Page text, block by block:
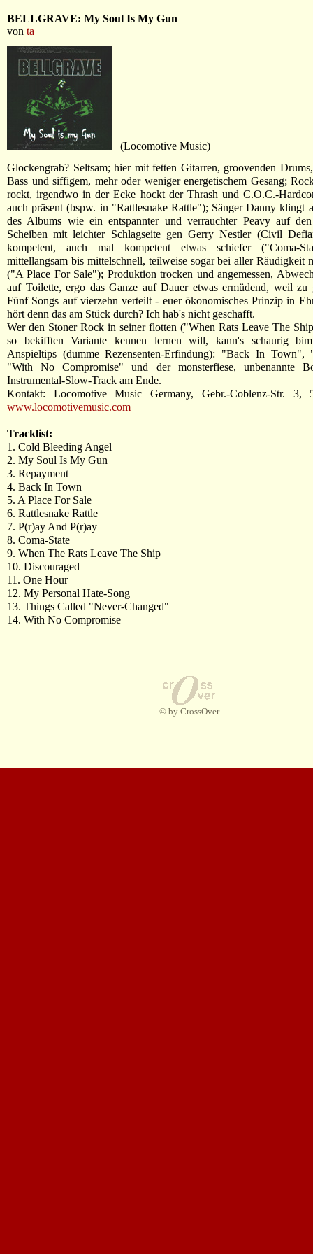
BELLGRAVE: My Soul Is My Gun
von ta
(Locomotive Music)
Glockengrab? Seltsam; hier mit fetten Gitarren, groovenden
Bass und siffigem, mehr oder weniger energetischem Gesang;
rockt, irgendwo in der Ecke hockt der Thrash und C.O.C.-
auch präsent (bspw. in "Rattlesnake Rattle"); Sänger Danny klingt
des Albums wie ein entspannter und verrauchter Peavy auf
Scheiben mit leichter Schlagseite gen Gerry Nestler (Civil
kompetent, auch mal kompetent etwas schiefer ("Coma-
mittellangsam bis mittelschnell, teilweise sogar bei aller Räudigkeit
("A Place For Sale"); Produktion trocken und angemessen,
auf Toilette, ergo das Ganze auf Dauer etwas ermüdend, weil zu
Fünf Songs auf vierzehn verteilt - euer ökonomisches Prinzip in
hört denn das am Stück durch? Ich hab's nicht geschafft.
Wer den Stoner Rock in seiner flotten ("When Rats Leave The
so bekifften Variante kennen lernen will, kann's schaurig
Anspieltips (dumme Rezensenten-Erfindung): "Back In Town",
"With No Compromise" und der monsterfiese, unbenannte
Instrumental-Slow-Track am Ende.
Kontakt: Locomotive Music Germany, Gebr.-Coblenz-Str. 3,
www.locomotivemusic.com
Tracklist:
1. Cold Bleeding Angel
2. My Soul Is My Gun
3. Repayment
4. Back In Town
5. A Place For Sale
6. Rattlesnake Rattle
7. P(r)ay And P(r)ay
8. Coma-State
9. When The Rats Leave The Ship
10. Discouraged
11. One Hour
12. My Personal Hate-Song
13. Things Called "Never-Changed"
14. With No Compromise
© by CrossOver